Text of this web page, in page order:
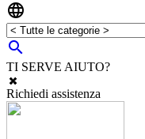


TI SERVE AIUTO?
Richiedi assistenza